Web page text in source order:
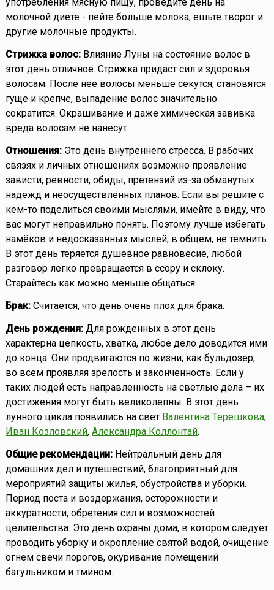
молочной диете - пейте больше молока, ешьте творог и
другие молочные продукты.
Стрижка волос:Влияние Луны на состояние волос в
этот день отличное. Стрижка придаст сил и здоровья
волосам. После нее волосы меньше секутся, становятся
гуще и крепче, выпадение волос значительно
сократится. Окрашивание и даже химическая завивка
вреда волосам не нанесут.
Отношения:Это день внутреннего стресса. В рабочих
связях и личных отношениях возможно проявление
зависти, ревности, обиды, претензий из-за обманутых
надежд и неосуществлённых планов. Если вы решите с
кем-то поделиться своими мыслями, имейте в виду, что
вас могут неправильно понять. Поэтому лучше избегать
намёков и недосказанных мыслей, в общем, не темнить.
В этот день теряется душевное равновесие, любой
разговор легко превращается в ссору и склоку.
Старайтесь как можно меньше общаться.
Брак:Считается, что день очень плох для брака.
День рождения:Для рожденных в этот день
характерна цепкость, хватка, любое дело доводится ими
до конца. Они продвигаются по жизни, как бульдозер,
во всем проявляя зрелость и законченность. Если у
таких людей есть направленность на светлые дела – их
достижения могут быть великолепны. В этот день
лунного цикла появились на свет Валентина Терешкова,
Иван Козловский, Александра Коллонтай.
Общие рекомендации:Нейтральный день для
домашних дел и путешествий, благоприятный для
мероприятий защиты жилья, обустройства и уборки.
Период поста и воздержания, осторожности и
аккуратности, обретения сил и возможностей
целительства. Это день охраны дома, в котором следует
проводить уборку и окропление святой водой, очищение
огнем свечи порогов, окуривание помещений
багульником и тмином.